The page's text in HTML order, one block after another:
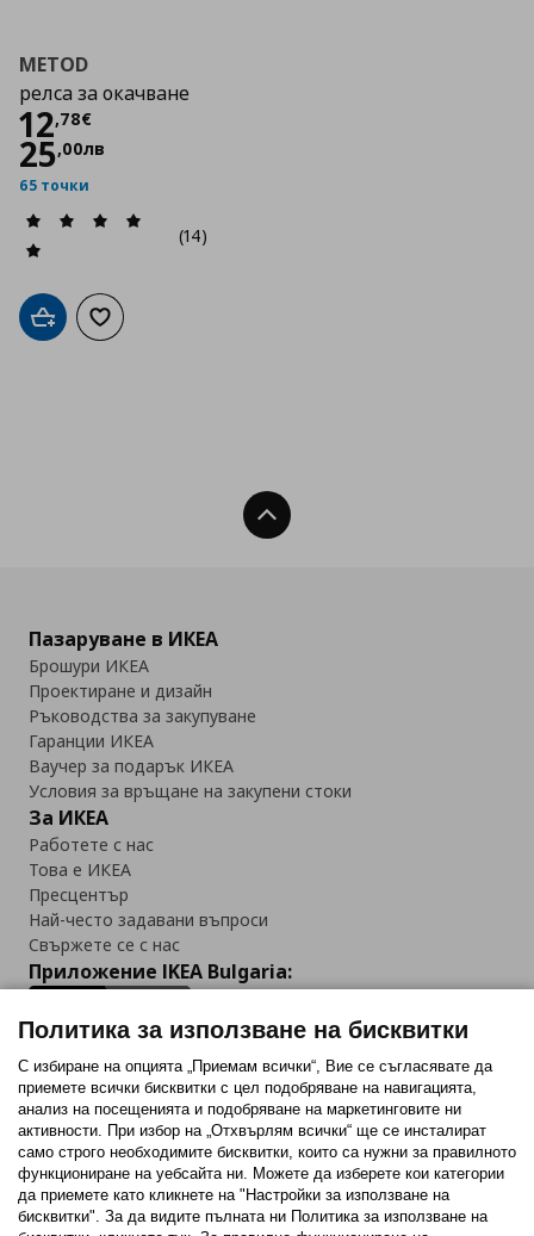
METOD
релса за окачване
12,78€
Цена
25,00лв
65 точки
(14)
Добави в кошницата
Добави към списъка с любими
Нагоре
Пазаруване в ИКЕА
Брошури ИКЕА
Проектиране и дизайн
Ръководства за закупуване
Гаранции ИКЕА
Ваучер за подарък ИКЕА
Условия за връщане на закупени стоки
За ИКЕА
Работете с нас
Това е ИКЕА
Пресцентър
Най-често задавани въпроси
Свържете се с нас
Приложение IKEA Bulgaria:
Последвайте ни:
FacebookTwitterYoutubePinterestInstagram
Политика за използване на бисквитки
С избиране на опцията „Приемам всички“, Вие се съгласявате да
приемете всички бисквитки с цел подобряване на навигацията,
анализ на посещенията и подобряване на маркетинговите ни
активности. При избор на „Отхвърлям всички“ ще се инсталират
само строго необходимитe бисквитки, които са нужни за правилното
функциониране на уебсайта ни. Можете да изберете кои категории
да приемете като кликнете на "Настройки за използване на
бисквитки". За да видите пълната ни Политика за използване на